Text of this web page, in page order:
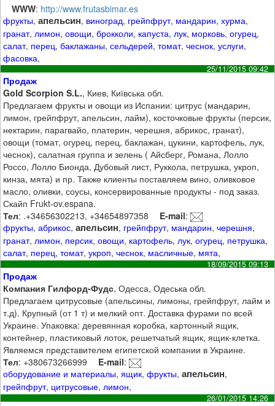
WWW: http://www.frutasbimar.es
фрукты,апельсин, виноград, грейпфрут, мандарин,хурма,
гранат, лимон,овощи,брокколи, капуста, лук, морковь,огурец,
салат, перец,баклажаны,сельдерей,томат,чеснок,услуги,
фасовка,
25/11/2015 09:42
Продаж
Gold Scorpion S.L., Киев, Київська обл.
Предлагаем фрукты и овощи из Испании: цитрус (мандарин,
лимон, грейпфрут, апельсин, лайм), косточковые фрукты (персик,
нектарин, парагвайо, платерин, черешня, абрикос, гранат),
овощи (томат, огурец, перец, баклажан, цукини, картофель, лук,
чеснок), салатная группа и зелень ( Айсберг, Романа, Лолло
Россо, Лолло Бионда, Дубовый лист, Руккола, петрушка, укроп,
кинза, мята) и пр. Также клиенты поставляем вино, оливковое
масло, оливки, соусы, консервированные продукты - под заказ.
Скайп Frukt-ov.espana.
Тел: .+34656302213, +34654897358 E-mail:
фрукты,абрикос,апельсин, грейпфрут, мандарин,черешня,
гранат,лимон, персик,овощи, картофель,лук,огурец, петрушка,
салат, перец,томат,укроп,чеснок, масличные, мята,
18/09/2015 09:13
Продаж
Компания Гилфорд-Фудс, Одесса, Одеська обл.
Предлагаем цитрусовые (апельсины, лимоны, грейпфрут, лайм и
т.д). Крупный (от 1 т) и мелкий опт. Доставка фурами по всей
Украине. Упаковка: деревянная коробка, картонный ящик,
контейнер, пластиковый лоток, решетчатый ящик, ящик-клетка.
Являемся представителем египетской компании в Украине.
Тел: +380673266999 E-mail:
оборудование и материалы,ящик,фрукты,апельсин,
грейпфрут, цитрусовые, лимон,
26/01/2015 14:26